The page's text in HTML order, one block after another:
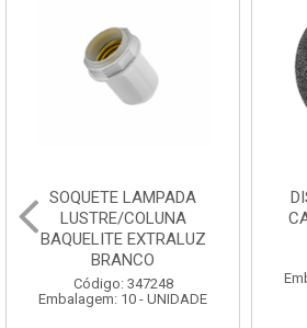
SOQUETE LAMPADA
LUSTRE/COLUNA
BAQUELITE EXTRALUZ
BRANCO
Código: 347248
Embalagem: 10 - UNIDADE